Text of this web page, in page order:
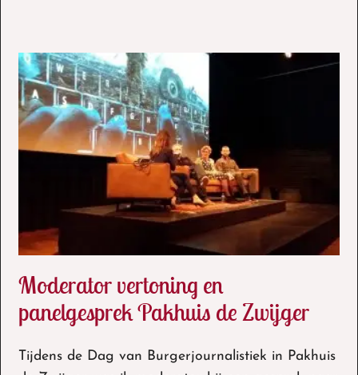
Moderator vertoning en panelgesprek Pakhuis
de Zwijger
Moderator vertoning en
panelgesprek Pakhuis de Zwijger
Tijdens de Dag van Burgerjournalistiek in Pakhuis